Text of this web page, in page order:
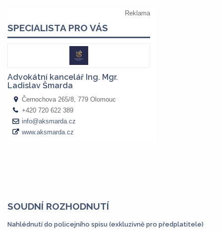
SOUDNÍ ROZHODNUTÍ
Nahlédnutí do policejního spisu (exkluzivně pro předplatitele)